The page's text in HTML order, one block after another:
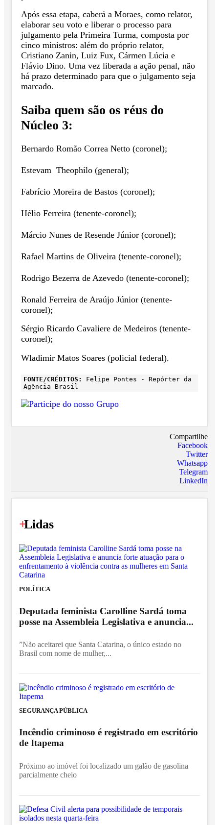
Após essa etapa, caberá a Moraes, como relator,
elaborar seu voto e liberar o processo para
julgamento pela Primeira Turma, composta por
cinco ministros: além do próprio relator,
Cristiano Zanin, Luiz Fux, Cármen Lúcia e
Flávio Dino. Uma vez liberada a ação penal, não
há prazo determinado para que o julgamento seja
marcado.
Saiba quem são os réus do
Núcleo 3:
Bernardo Romão Correa Netto (coronel);
Estevam Theophilo (general);
Fabrício Moreira de Bastos (coronel);
Hélio Ferreira (tenente-coronel);
Márcio Nunes de Resende Júnior (coronel);
Rafael Martins de Oliveira (tenente-coronel);
Rodrigo Bezerra de Azevedo (tenente-coronel);
Ronald Ferreira de Araújo Júnior (tenente-
coronel);
Sérgio Ricardo Cavaliere de Medeiros (tenente-
coronel);
Wladimir Matos Soares (policial federal).
FONTE/CRÉDITOS:
Felipe Pontes - Repórter da
Agência Brasil
Compartilhe
Facebook
Twitter
Whatsapp
Telegram
LinkedIn
+
Lidas
POLÍTICA
Deputada feminista Carolline Sardá toma
posse na Assembleia Legislativa e anuncia...
”Não aceitarei que Santa Catarina, o único estado no
Brasil com nome de mulher,...
SEGURANÇA PÚBLICA
Incêndio criminoso é registrado em escritório
de Itapema
Próximo ao imóvel foi localizado um galão de gasolina
parcialmente cheio